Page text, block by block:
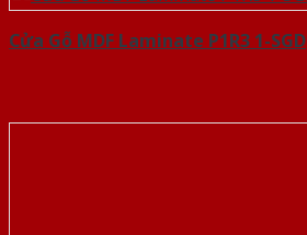
Cửa Gỗ MDF Laminate P1R3 1-SGD